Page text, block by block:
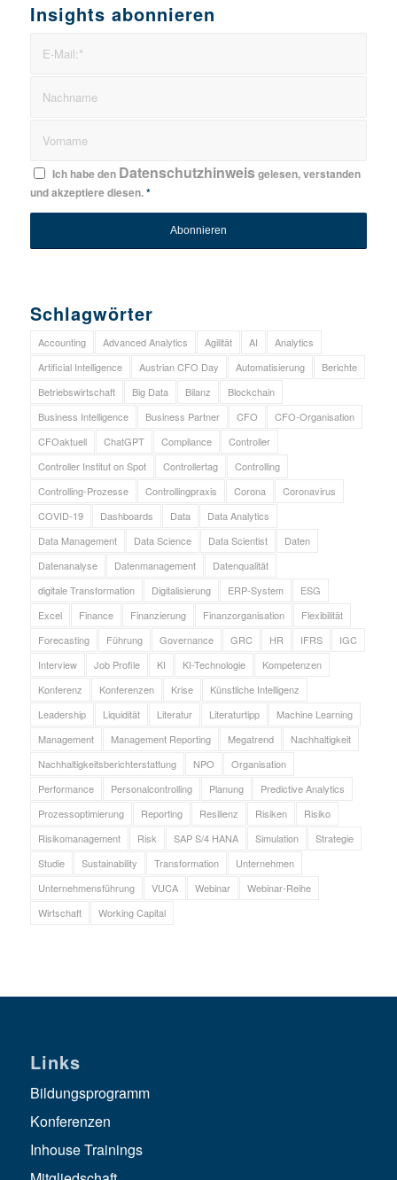
Insights abonnieren
Ich habe den Datenschutzhinweisgelesen, verstanden
und akzeptiere diesen.*
Schlagwörter
Accounting Advanced Analytics Agilität AI
Analytics
Artificial Intelligence
Austrian CFO Day Automatisierung
Berichte
Betriebswirtschaft
Big Data Bilanz
Blockchain
Business Intelligence
Business Partner CFO
CFO-Organisation
CFOaktuell
ChatGPT Compliance
Controller
Controller Institut on Spot
Controllertag
Controlling
Controlling-Prozesse
Controllingpraxis Corona
Coronavirus
COVID-19
Dashboards Data
Data Analytics
Data Management
Data Science Data Scientist
Daten
Datenanalyse
Datenmanagement
Datenqualität
digitale Transformation
Digitalisierung ERP-System
ESG
Excel
Finance Finanzierung Finanzorganisation
Flexibilität
Forecasting
Führung Governance GRC HR IFRS
IGC
Interview
Job Profile KI KI-Technologie
Kompetenzen
Konferenz
Konferenzen Krise
Künstliche Intelligenz
Leadership
Liquidität Literatur Literaturtipp
Machine Learning
Management
Management Reporting Megatrend
Nachhaltigkeit
Nachhaltigkeitsberichterstattung
NPO
Organisation
Performance
Personalcontrolling Planung
Predictive Analytics
Prozessoptimierung
Reporting Resilienz Risiken
Risiko
Risikomanagement
Risk SAP S/4 HANA Simulation
Strategie
Studie
Sustainability Transformation
Unternehmen
Unternehmensführung
VUCA Webinar
Webinar-Reihe
Wirtschaft
Working Capital
Links
Bildungsprogramm
Konferenzen
Inhouse Trainings